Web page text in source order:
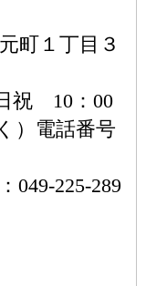
町１丁目３
祝 10：00
）電話番号
049-225-289